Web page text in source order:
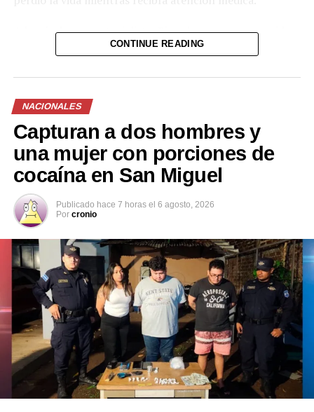
Comparte esto:
Me gusta esto:
Además de ser motociclista, Ricardo era un reconocido
futbolista de la zona y dejó un profundo pesar entre
el momento no se han dado a conocer más detalles
sobre las circunstancias exactas del accidente ni el
estado de salud de su acompañante.
Las autoridades continúan con las investigaciones
correspondientes para determinar las causas del
siniestro vial.
CONTINUE READING
NACIONALES
Capturan a dos hombres y
una mujer con porciones de
cocaína en San Miguel
Publicado hace 7 horas el 6 agosto, 2026
Por cronio